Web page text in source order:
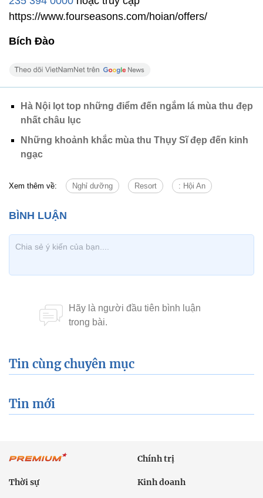
https://www.fourseasons.com/hoian/offers/
Bích Đào
Hà Nội lọt top những điểm đến ngắm lá mùa thu đẹp
nhất châu lục
Những khoảnh khắc mùa thu Thụy Sĩ đẹp đến kinh
ngạc
Xem thêm về: Nghỉ dưỡng Resort : Hội An
Tin cùng chuyên mục
Tin mới
Chính trị
Thời sự Kinh doanh